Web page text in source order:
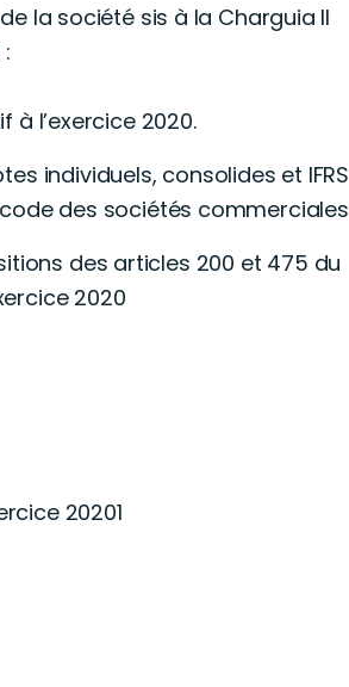
la société sis à la Charguia II
l’exercice 2020.
individuels, consolides et IFRS
des sociétés commerciales
des articles 200 et 475 du
2020
20201